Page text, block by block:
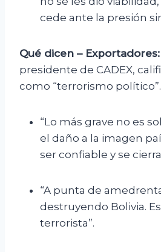
cede ante la presión
Qué dicen – Exportadores:
presidente de CADEX,
como “terrorismo político”.
“Lo más grave no es
el daño a la imagen
ser confiable y se
“A punta de
destruyendo Bolivia.
terrorista”.